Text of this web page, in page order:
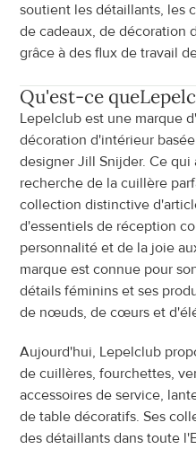
soutient les détaillants, les
de cadeaux, de décoration
grâce à des flux de travail
Qu'est-ce que
Lepelclub est une marque
décoration d'intérieur
designer Jill Snijder. Ce
recherche de la cuillère
collection distinctive
d'essentiels de réception
personnalité et de la joie
marque est connue pour
détails féminins et ses
de nœuds, de cœurs et
Aujourd'hui, Lepelclub
de cuillères, fourchettes,
accessoires de service,
de table décoratifs. Ses
des détaillants dans toute